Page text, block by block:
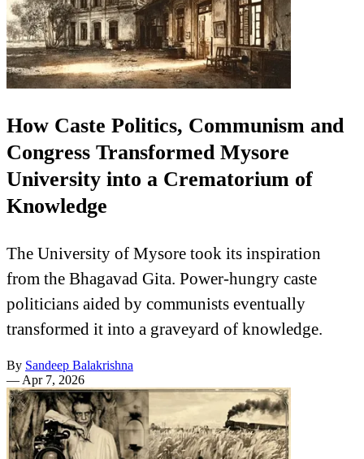
How Caste Politics, Communism and
Congress Transformed Mysore
University into a Crematorium of
Knowledge
The University of Mysore took its inspiration
from the Bhagavad Gita. Power-hungry caste
politicians aided by communists eventually
transformed it into a graveyard of knowledge.
By Sandeep Balakrishna
— Apr 7, 2026